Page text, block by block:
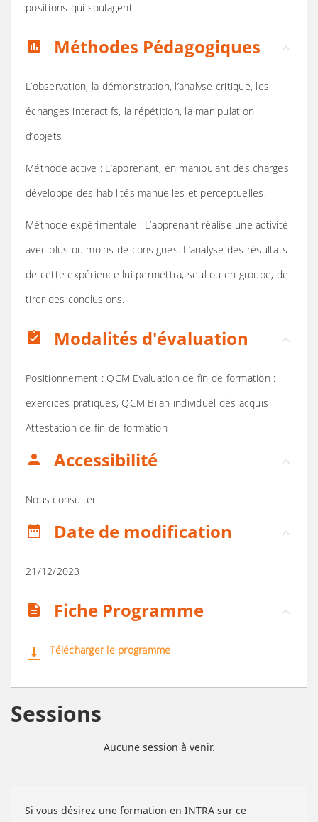
positions qui soulagent
assessment Méthodes Pédagogiques
L’observation, la démonstration, l’analyse critique, les
échanges interactifs, la répétition, la manipulation
d’objets
Méthode active : L’apprenant, en manipulant des charges
développe des habilités manuelles et perceptuelles.
Méthode expérimentale : L’apprenant réalise une activité
avec plus ou moins de consignes. L’analyse des résultats
de cette expérience lui permettra, seul ou en groupe, de
tirer des conclusions.
assignment_turned_in Modalités d'évaluation
Positionnement : QCM Evaluation de fin de formation :
exercices pratiques, QCM Bilan individuel des acquis
Attestation de fin de formation
person Accessibilité
Nous consulter
date_range Date de modification
21/12/2023
description Fiche Programme
vertical_align_bottom Télécharger le programme
Sessions
Aucune session à venir.
Si vous désirez une formation en INTRA sur ce